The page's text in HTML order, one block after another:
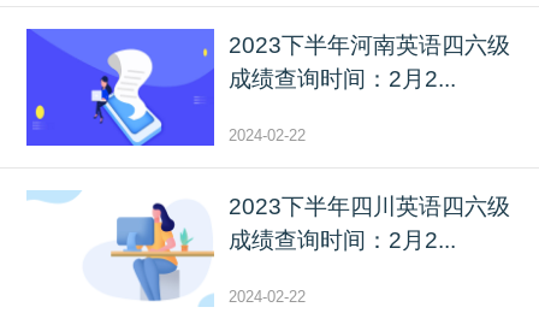
2023下半年河南英语四六级
成绩查询时间：2月2...
2024-02-22
2023下半年四川英语四六级
成绩查询时间：2月2...
2024-02-22